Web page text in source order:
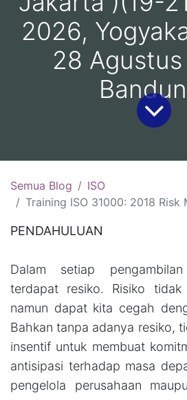
2026,
28
Semua Blog
ISO
Training ISO 31000: 2018 Risk Management:(5-7 Agustus 2026, Bali )(12-14 Agustus 2026, Jakarta
PENDAHULUAN
Dalam setiap
terdapat resiko. Risiko
namun dapat kita cegah
Bahkan tanpa adanya resiko,
insentif untuk membuat
antisipasi terhadap masa
pengelola perusahaan